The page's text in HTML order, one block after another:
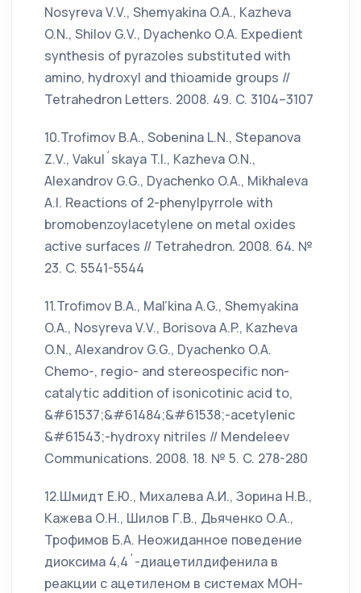
Nosyreva V.V., Shemyakina O.A., Kazheva
O.N., Shilov G.V., Dyachenko O.A. Expedient
synthesis of pyrazoles substituted with
amino, hydroxyl and thioamide groups //
Tetrahedron Letters. 2008. 49. C. 3104–3107
10.Trofimov B.A., Sobenina L.N., Stepanova
Z.V., Vakul´skaya T.I., Kazheva O.N.,
Alexandrov G.G., Dyachenko O.A., Mikhaleva
A.I. Reactions of 2-phenylpyrrole with
bromobenzoylacetylene on metal oxides
active surfaces // Tetrahedron. 2008. 64. №
23. C. 5541-5544
11.Trofimov B.A., Mal’kina A.G., Shemyakina
O.A., Nosyreva V.V., Borisova A.P., Kazheva
O.N., Alexandrov G.G., Dyachenko O.A.
Chemo-, regio- and stereospecific non-
catalytic addition of isonicotinic acid to,
&#61537;&#61484;&#61538;-acetylenic
&#61543;-hydroxy nitriles // Mendeleev
Communications. 2008. 18. № 5. C. 278-280
12.Шмидт Е.Ю., Михалева А.И., Зорина Н.В.,
Кажева О.Н., Шилов Г.В., Дьяченко О.А.,
Трофимов Б.А. Неожиданное поведение
диоксима 4,4´-диацетилдифенила в
реакции с ацетиленом в системах МОН-